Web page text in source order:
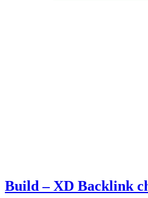
Build – XD Backlink